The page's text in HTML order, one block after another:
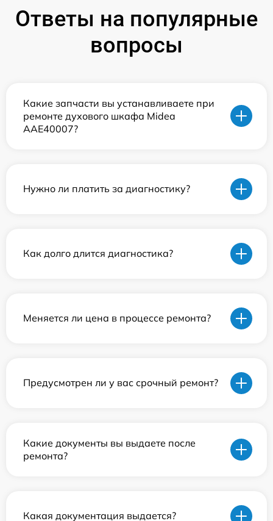
Ответы на популярные
вопросы
Какие запчасти вы устанавливаете при
ремонте духового шкафа Midea
AAE40007?
Нужно ли платить за диагностику?
Как долго длится диагностика?
Меняется ли цена в процессе ремонта?
Предусмотрен ли у вас срочный ремонт?
Какие документы вы выдаете после
ремонта?
Какая документация выдается?